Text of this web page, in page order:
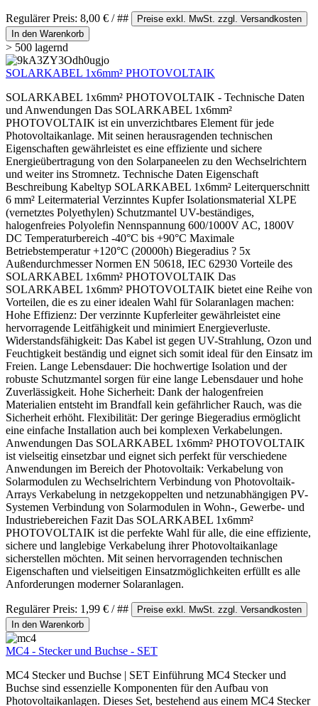
Regulärer Preis: 8,00 € / ##
Preise exkl. MwSt. zzgl. Versandkosten
In den Warenkorb
> 500 lagernd
SOLARKABEL 1x6mm² PHOTOVOLTAIK
SOLARKABEL 1x6mm² PHOTOVOLTAIK - Technische Daten
und Anwendungen Das SOLARKABEL 1x6mm²
PHOTOVOLTAIK ist ein unverzichtbares Element für jede
Photovoltaikanlage. Mit seinen herausragenden technischen
Eigenschaften gewährleistet es eine effiziente und sichere
Energieübertragung von den Solarpaneelen zu den Wechselrichtern
und weiter ins Stromnetz. Technische Daten Eigenschaft
Beschreibung Kabeltyp SOLARKABEL 1x6mm² Leiterquerschnitt
6 mm² Leitermaterial Verzinntes Kupfer Isolationsmaterial XLPE
(vernetztes Polyethylen) Schutzmantel UV-beständiges,
halogenfreies Polyolefin Nennspannung 600/1000V AC, 1800V
DC Temperaturbereich -40°C bis +90°C Maximale
Betriebstemperatur +120°C (20000h) Biegeradius ? 5x
Außendurchmesser Normen EN 50618, IEC 62930 Vorteile des
SOLARKABEL 1x6mm² PHOTOVOLTAIK Das
SOLARKABEL 1x6mm² PHOTOVOLTAIK bietet eine Reihe von
Vorteilen, die es zu einer idealen Wahl für Solaranlagen machen:
Hohe Effizienz: Der verzinnte Kupferleiter gewährleistet eine
hervorragende Leitfähigkeit und minimiert Energieverluste.
Widerstandsfähigkeit: Das Kabel ist gegen UV-Strahlung, Ozon und
Feuchtigkeit beständig und eignet sich somit ideal für den Einsatz im
Freien. Lange Lebensdauer: Die hochwertige Isolation und der
robuste Schutzmantel sorgen für eine lange Lebensdauer und hohe
Zuverlässigkeit. Hohe Sicherheit: Dank der halogenfreien
Materialien entsteht im Brandfall kein gefährlicher Rauch, was die
Sicherheit erhöht. Flexibilität: Der geringe Biegeradius ermöglicht
eine einfache Installation auch bei komplexen Verkabelungen.
Anwendungen Das SOLARKABEL 1x6mm² PHOTOVOLTAIK
ist vielseitig einsetzbar und eignet sich perfekt für verschiedene
Anwendungen im Bereich der Photovoltaik: Verkabelung von
Solarmodulen zu Wechselrichtern Verbindung von Photovoltaik-
Arrays Verkabelung in netzgekoppelten und netzunabhängigen PV-
Systemen Verbindung von Solarmodulen in Wohn-, Gewerbe- und
Industriebereichen Fazit Das SOLARKABEL 1x6mm²
PHOTOVOLTAIK ist die perfekte Wahl für alle, die eine effiziente,
sichere und langlebige Verkabelung ihrer Photovoltaikanlage
sicherstellen möchten. Mit seinen hervorragenden technischen
Eigenschaften und vielseitigen Einsatzmöglichkeiten erfüllt es alle
Anforderungen moderner Solaranlagen.
Regulärer Preis: 1,99 € / ##
Preise exkl. MwSt. zzgl. Versandkosten
In den Warenkorb
MC4 - Stecker und Buchse - SET
MC4 Stecker und Buchse | SET Einführung MC4 Stecker und
Buchse sind essenzielle Komponenten für den Aufbau von
Photovoltaikanlagen. Dieses Set, bestehend aus einem MC4 Stecker